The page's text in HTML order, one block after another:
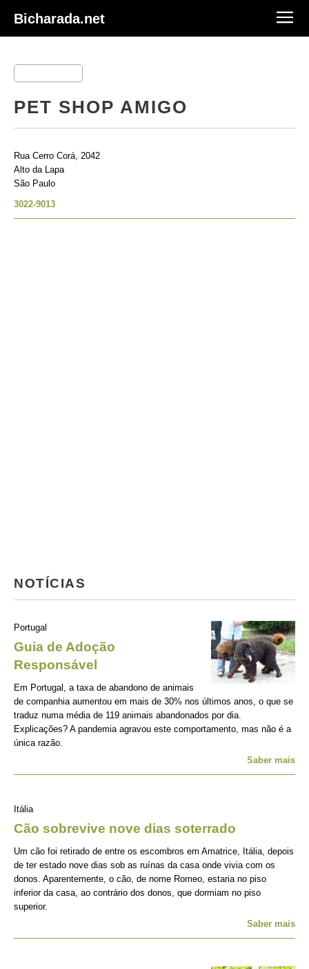
Bicharada.net
PET SHOP AMIGO
Rua Cerro Corá, 2042
Alto da Lapa
São Paulo
3022-9013
NOTÍCIAS
Portugal
Guia de Adoção
Responsável
Em Portugal, a taxa de abandono de animais
de companhia aumentou em mais de 30% nos últimos anos, o que se
traduz numa média de 119 animais abandonados por dia.
Explicações? A pandemia agravou este comportamento, mas não é a
única razão.
Saber mais
Itália
Cão sobrevive nove dias soterrado
Um cão foi retirado de entre os escombros em Amatrice, Itália, depois
de ter estado nove dias sob as ruínas da casa onde vivia com os
donos. Aparentemente, o cão, de nome Romeo, estaria no piso
inferior da casa, ao contrário dos donos, que dormiam no piso
superior.
Saber mais